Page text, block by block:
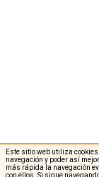
Este sitio web utiliza
navegación y poder así
más rápida la navegación
con ellos. Si sigue